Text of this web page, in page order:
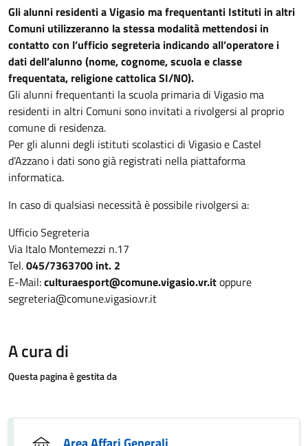
Gli alunni residenti a Vigasio ma frequentanti Istituti in altri
Comuni utilizzeranno la stessa modalità mettendosi in
contatto con l’ufficio segreteria indicando all’operatore i
dati dell’alunno (nome, cognome, scuola e classe
frequentata, religione cattolica SI/NO).
Gli alunni frequentanti la scuola primaria di Vigasio ma
residenti in altri Comuni sono invitati a rivolgersi al proprio
comune di residenza.
Per gli alunni degli istituti scolastici di Vigasio e Castel
d’Azzano i dati sono già registrati nella piattaforma
informatica.
In caso di qualsiasi necessità è possibile rivolgersi a:
Ufficio Segreteria
Via Italo Montemezzi n.17
Tel.045/7363700 int. 2
E-Mail:culturaesport@comune.vigasio.vr.itoppure
segreteria@comune.vigasio.vr.it
A cura di
Questa pagina è gestita da